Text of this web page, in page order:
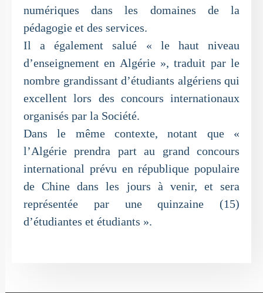
numériques dans les domaines de la
pédagogie et des services.
Il a également salué « le haut niveau
d’enseignement en Algérie », traduit par le
nombre grandissant d’étudiants algériens qui
excellent lors des concours internationaux
organisés par la Société.
Dans le même contexte, notant que «
l’Algérie prendra part au grand concours
international prévu en république populaire
de Chine dans les jours à venir, et sera
représentée par une quinzaine (15)
d’étudiantes et étudiants ».